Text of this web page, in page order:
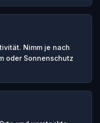
Nimm je nach
oder Sonnenschutz